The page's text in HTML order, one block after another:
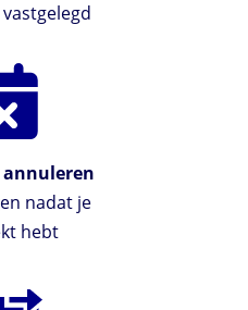
annuleren
nadat je
hebt